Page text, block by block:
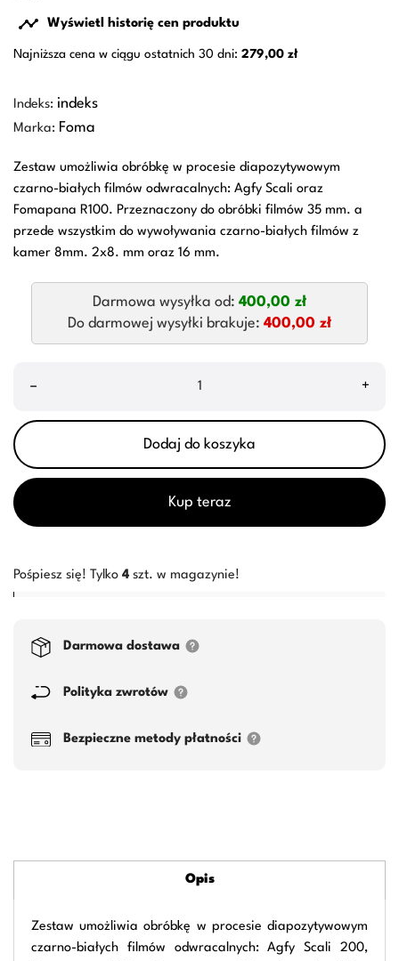
 Wyświetl historię cen produktu
Najniższa cena w ciągu ostatnich 30 dni: 279,00 zł
Indeks: indeks
Marka: Foma
Zestaw umożliwia obróbkę w procesie diapozytywowym
czarno-białych filmów odwracalnych: Agfy Scali oraz
Fomapana R100. Przeznaczony do obróbki filmów 35 mm. a
przede wszystkim do wywoływania czarno-białych filmów z
kamer 8mm. 2x8. mm oraz 16 mm.
Darmowa wysyłka od: 400,00 zł
Do darmowej wysyłki brakuje: 400,00 zł
– +
Dodaj do koszyka
Kup teraz
Pośpiesz się! Tylko 4 szt. w magazynie!
Darmowa dostawa
Polityka zwrotów
Bezpieczne metody płatności
Opis
Zestaw umożliwia obróbkę w procesie diapozytywowym
czarno-białych filmów odwracalnych: Agfy Scali 200,